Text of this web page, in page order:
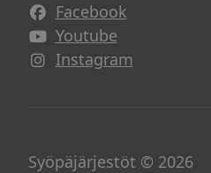
Facebook
Avautuu uuteen ikkunaan
Youtube
Avautuu uuteen ikkunaan
Instagram
Avautuu uuteen ikkunaan
Syöpäjärjestöt © 2026